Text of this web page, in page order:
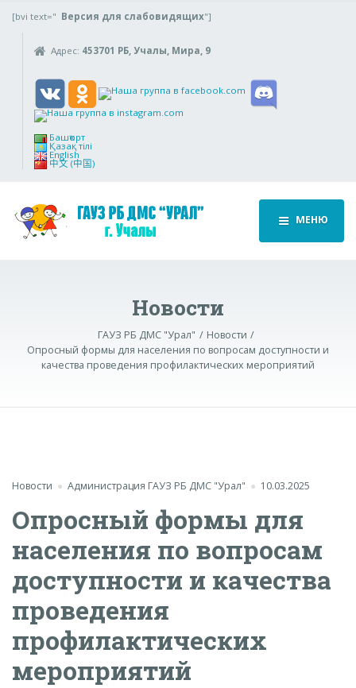
[bvi text=" Версия для слабовидящих"]
Адрес: 453701 РБ, Учалы, Мира, 9
Башҡорт
Қазақ тілі
English
中文 (中国)
МЕНЮ
Новости
ГАУЗ РБ ДМС "Урал"
Новости
Опросный формы для населения по вопросам доступности и
качества проведения профилактических мероприятий
Новости Администрация ГАУЗ РБ ДМС "Урал" 10.03.2025
Опросный формы для
населения по вопросам
доступности и качества
проведения
профилактических
мероприятий